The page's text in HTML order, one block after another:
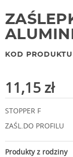
KOD
11,15 zł
STOPPER F
ZAŚL.DO PROFILU
Produkty z rodziny